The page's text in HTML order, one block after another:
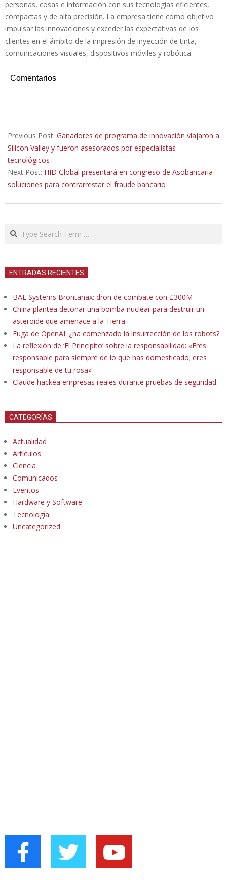
personas, cosas e información con sus tecnologías eficientes,
compactas y de alta precisión. La empresa tiene como objetivo
impulsar las innovaciones y exceder las expectativas de los
clientes en el ámbito de la impresión de inyección de tinta,
comunicaciones visuales, dispositivos móviles y robótica.
Comentarios
10-
21
Previous Post: Ganadores de programa de innovación viajaron a
Silicon Valley y fueron asesorados por especialistas
tecnológicos
Next Post: HID Global presentará en congreso de Asobancaria
soluciones para contrarrestar el fraude bancario
Search
ENTRADAS RECIENTES
BAE Systems Brontanax: dron de combate con £300M
China plantea detonar una bomba nuclear para destruir un
asteroide que amenace a la Tierra.
Fuga de OpenAI: ¿ha comenzado la insurrección de los robots?
La reflexión de ‘El Principito’ sobre la responsabilidad: «Eres
responsable para siempre de lo que has domesticado; eres
responsable de tu rosa»
Claude hackea empresas reales durante pruebas de seguridad.
CATEGORÍAS
Actualidad
Artículos
Ciencia
Comunicados
Eventos
Hardware y Software
Tecnología
Uncategorized